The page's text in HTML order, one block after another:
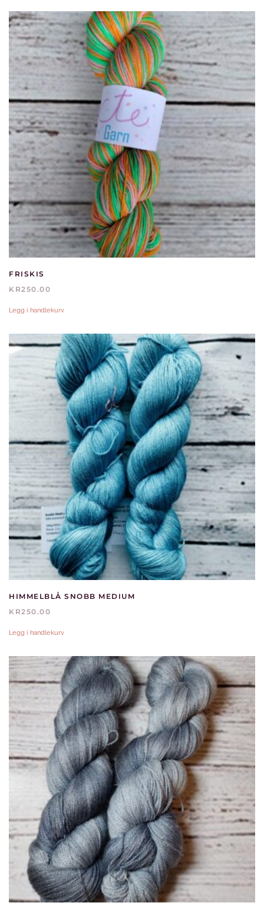
FRISKIS
KR250.00
Legg i handlekurv
HIMMELBLÅ SNOBB MEDIUM
KR250.00
Legg i handlekurv